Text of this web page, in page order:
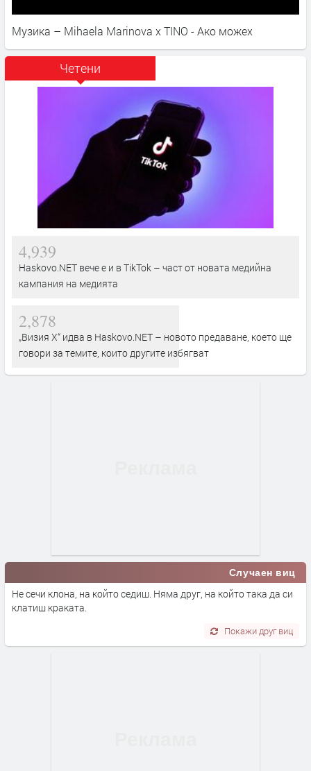
Музика – Mihaela Marinova x TINO - Ако можех
Четени
4,939
Haskovo.NET вече е и в TikTok – част от новата медийна
кампания на медията
2,878
„Визия Х“ идва в Haskovo.NET – новото предаване, което ще
говори за темите, които другите избягват
Случаен виц
Не сечи клона, на който седиш. Няма друг, на който така да си
клатиш краката.
Покажи друг виц